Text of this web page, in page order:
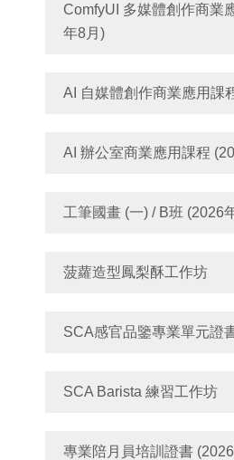
ComfyUI 多媒體創作商業
年8月)
AI 自媒體創作商業應用課
AI 辦公室商業應用課程
工筆國畫 (一) / B班 (2026
菠蘿造型鳳梨酥工作坊
SCA感官品鑒專業單元證
SCA Barista 練習工作坊
專業陪月員培訓證書